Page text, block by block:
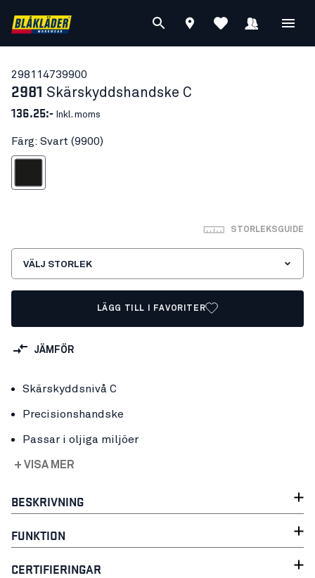
298114739900
2981 Skärskyddshandske C
136.25:- Inkl. moms
Färg: Svart (9900)
STORLEKSGUIDE
VÄLJ STORLEK
LÄGG TILL I FAVORITER
JÄMFÖR
Skärskyddsnivå C
Precisionshandske
Passar i oljiga miljöer
+ VISA MER
BESKRIVNING
FUNKTION
CERTIFIERINGAR